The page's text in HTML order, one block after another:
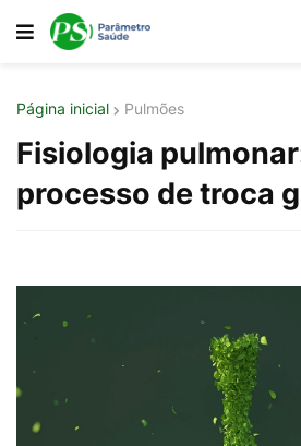
Página inicial Pulmões
Fisiologia
processo de troca